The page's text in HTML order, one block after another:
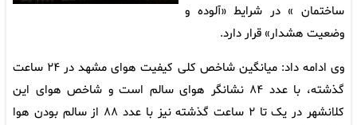
ساختمان » در شرایط «آلوده و
وضعیت هشدار» قرار دارد.
وی ادامه داد: میانگین شاخص کلی کیفیت هوای مشهد در ۲۴ ساعت
گذشته، با عدد ۸۴ نشانگر هوای سالم است و شاخص هوای این
کلانشهر در یک تا ۲ ساعت گذشته نیز با عدد ۸۸ از سالم بودن هوا